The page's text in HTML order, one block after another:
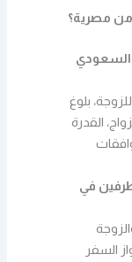
مصرية؟
السعودي
بلوغ
القدرة
في
السفر